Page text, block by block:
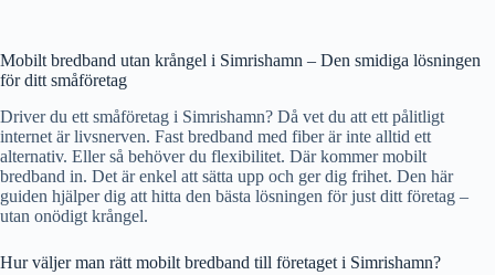
Mobilt bredband utan krångel i Simrishamn – Den smidiga lösningen
för ditt småföretag
Driver du ett småföretag i Simrishamn? Då vet du att ett pålitligt
internet är livsnerven. Fast bredband med fiber är inte alltid ett
alternativ. Eller så behöver du flexibilitet. Där kommer mobilt
bredband in. Det är enkel att sätta upp och ger dig frihet. Den här
guiden hjälper dig att hitta den bästa lösningen för just ditt företag –
utan onödigt krångel.
Hur väljer man rätt mobilt bredband till företaget i Simrishamn?